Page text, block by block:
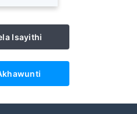
Isayithi